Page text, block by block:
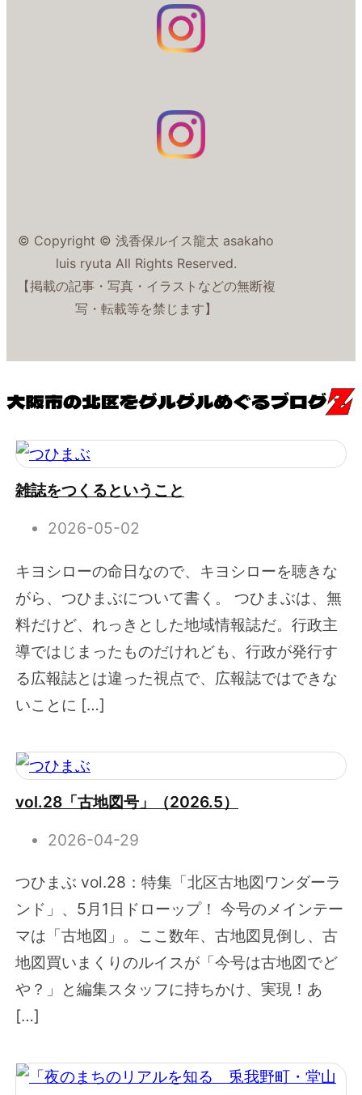
© Copyright © 浅香保ルイス龍太 asakaho
luis ryuta All Rights Reserved.
【掲載の記事・写真・イラストなどの無断複
写・転載等を禁じます】
雑誌をつくるということ
2026-05-02
キヨシローの命日なので、キヨシローを聴きな
がら、つひまぶについて書く。 つひまぶは、無
料だけど、れっきとした地域情報誌だ。行政主
導ではじまったものだけれども、行政が発行す
る広報誌とは違った視点で、広報誌ではできな
いことに […]
vol.28「古地図号」（2026.5）
2026-04-29
つひまぶ vol.28：特集「北区古地図ワンダーラ
ンド」、5月1日ドローップ！ 今号のメインテー
マは「古地図」。ここ数年、古地図見倒し、古
地図買いまくりのルイスが「今号は古地図でど
や？」と編集スタッフに持ちかけ、実現！あ
[…]